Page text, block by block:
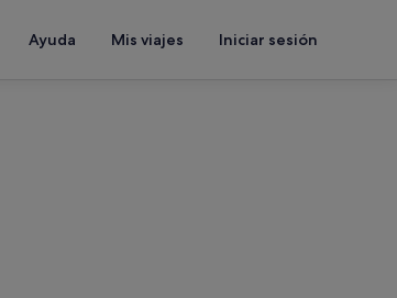
Ayuda Mis viajes Iniciar sesión